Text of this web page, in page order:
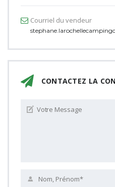
Courriel du vendeur
CONTACTEZ LA